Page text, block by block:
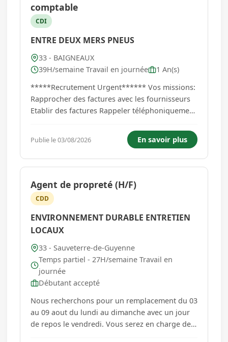
comptable
CDI
ENTRE DEUX MERS PNEUS
33 - BAIGNEAUX
39H/semaine Travail en journée
1 An(s)
*****Recrutement Urgent****** Vos missions:
Rapprocher des factures avec les fournisseurs
Etablir des factures Rappeler téléphoniquement
commerciaux papier ou dématérialisés pour la
traçabilité, la fiabilité Suivre les échéanciers
clients e...
Publie le 03/08/2026 En savoir plus
Agent de propreté (H/F)
CDD
ENVIRONNEMENT DURABLE ENTRETIEN
LOCAUX
33 - Sauveterre-de-Guyenne
Temps partiel - 27H/semaine Travail en
journée
Débutant accepté
Nous recherchons pour un remplacement du 03
au 09 aout du lundi au dimanche avec un jour
de repos le vendredi. Vous serez en charge de